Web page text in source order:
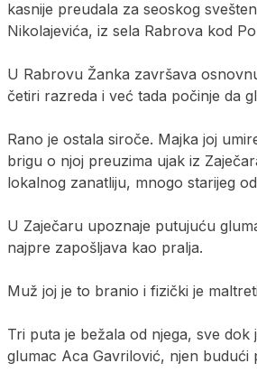
kasnije preudala za seoskog
Nikolajevića, iz sela Rabrova kod
U Rabrovu Žanka završava
četiri razreda i već tada počinje da
Rano je ostala siroče. Majka joj
brigu o njoj preuzima ujak iz
lokalnog zanatliju, mnogo starijeg
U Zaječaru upoznaje putujuću
najpre zapošljava kao pralja.
Muž joj je to branio i fizički je
Tri puta je bežala od njega, sve dok
glumac Aca Gavrilović, njen budući